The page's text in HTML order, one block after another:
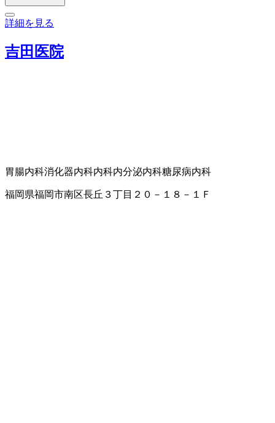
詳細を見る
吉田医院
胃腸内科消化器内科内科内分泌内科糖尿病内科
福岡県福岡市南区長丘３丁目２０－１８－１Ｆ